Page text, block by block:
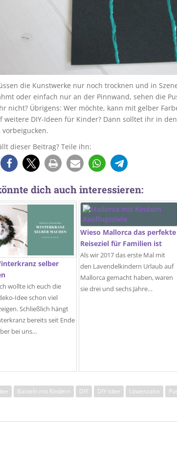
die Kunstwerke nur noch trocknen und in
oder einfach nur an der Pinnwand, sehen die
nicht? Übrigens: Wer möchte, kann mit gelber
weitere DIY-Ideen für Kinder? Dann solltet ihr in
vorbeigucken.
dieser Beitrag? Teile ihn:
dich auch interessieren:
selber
wollte ich euch die
Idee schon viel
Schließlich hängt
bereits seit Ende
bei uns…
Wieso Mallorca das perfekte
Reiseziel für Familien ist
Als wir 2017 das erste Mal mit
den Lavendelkindern Urlaub auf
Mallorca gemacht haben, waren
sie drei und sechs Jahre…
Basteln mit Kindern DIY DIY-Idee Löwenzahn